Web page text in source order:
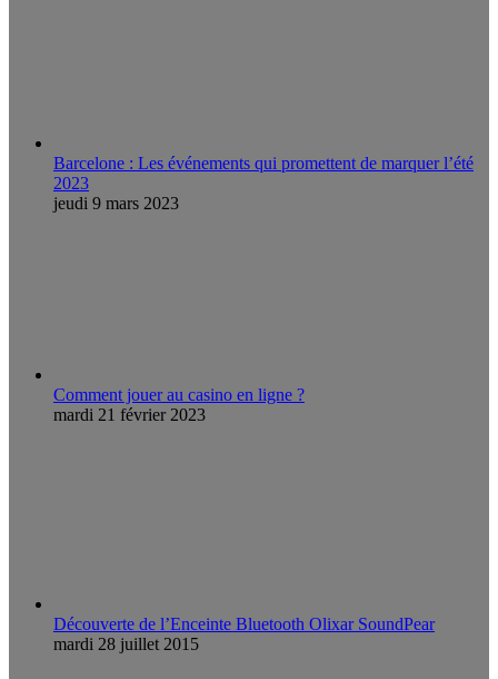
Barcelone : Les événements qui promettent de marquer l’été
2023
jeudi 9 mars 2023
Comment jouer au casino en ligne ?
mardi 21 février 2023
Découverte de l’Enceinte Bluetooth Olixar SoundPear
mardi 28 juillet 2015